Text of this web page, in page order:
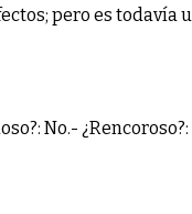
pero es
No.-